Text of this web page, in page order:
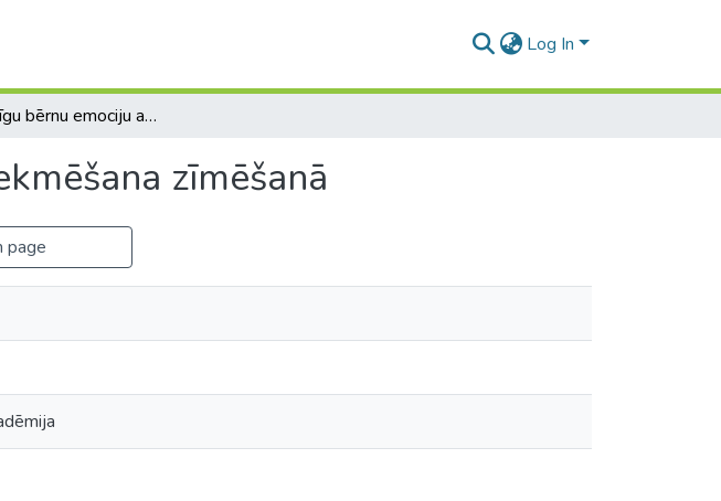
Log In
3-4 gadīgu bērnu emociju attīstības sekmēšana zīmēšanā
zīmēšanā
page